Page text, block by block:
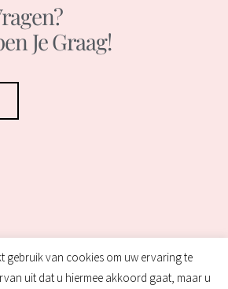
Je Graag!
gebruik van cookies om uw ervaring te
uit dat u hiermee akkoord gaat, maar u